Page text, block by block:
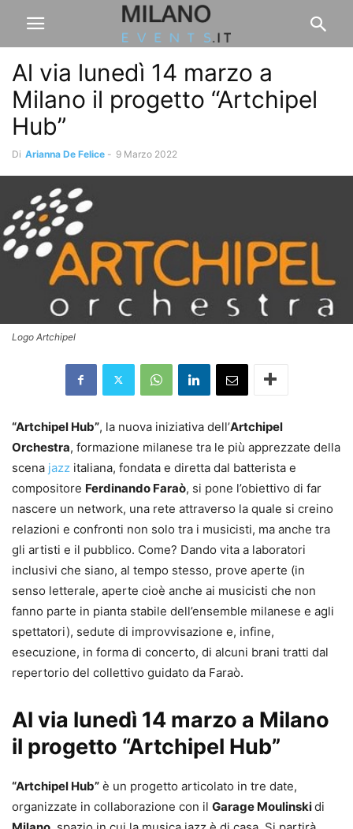
Al via lunedì 14 marzo a
Milano il progetto “Artchipel
Hub”
Di Arianna De Felice - 9 Marzo 2022
Logo Artchipel
“Artchipel Hub”, la nuova iniziativa dell’Artchipel
Orchestra, formazione milanese tra le più apprezzate della
scena jazz italiana, fondata e diretta dal batterista e
compositore Ferdinando Faraò, si pone l’obiettivo di far
nascere un network, una rete attraverso la quale si creino
relazioni e confronti non solo tra i musicisti, ma anche tra
gli artisti e il pubblico. Come? Dando vita a laboratori
inclusivi che siano, al tempo stesso, prove aperte (in
senso letterale, aperte cioè anche ai musicisti che non
fanno parte in pianta stabile dell’ensemble milanese e agli
spettatori), sedute di improvvisazione e, infine,
esecuzione, in forma di concerto, di alcuni brani tratti dal
repertorio del collettivo guidato da Faraò.
Al via lunedì 14 marzo a Milano
il progetto “Artchipel Hub”
“Artchipel Hub” è un progetto articolato in tre date,
organizzate in collaborazione con il Garage Moulinskidi